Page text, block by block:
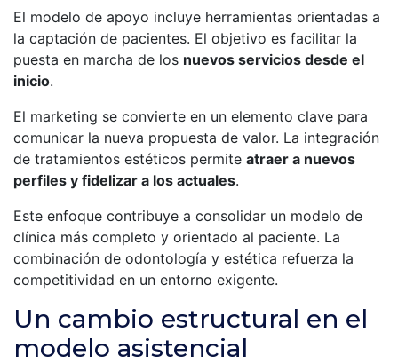
El modelo de apoyo incluye herramientas orientadas a
la captación de pacientes. El objetivo es facilitar la
puesta en marcha de los nuevos servicios desde el
inicio.
El marketing se convierte en un elemento clave para
comunicar la nueva propuesta de valor. La integración
de tratamientos estéticos permite atraer a nuevos
perfiles y fidelizar a los actuales.
Este enfoque contribuye a consolidar un modelo de
clínica más completo y orientado al paciente. La
combinación de odontología y estética refuerza la
competitividad en un entorno exigente.
Un cambio estructural en el
modelo asistencial